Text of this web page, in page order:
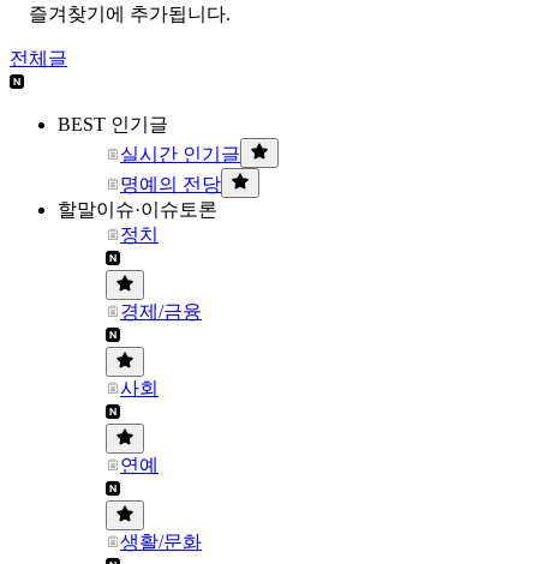
즐겨찾기에 추가됩니다.
전체글
BEST 인기글
실시간 인기글
명예의 전당
할말이슈·이슈토론
정치
경제/금융
사회
연예
생활/문화